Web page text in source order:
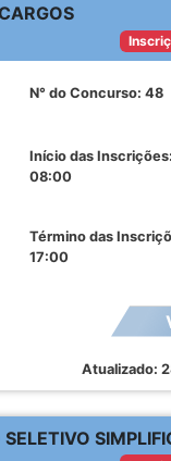
N° do Concurso: 48
Início das
08:00
Término das
17:00
Atualizado:
SELETIVO